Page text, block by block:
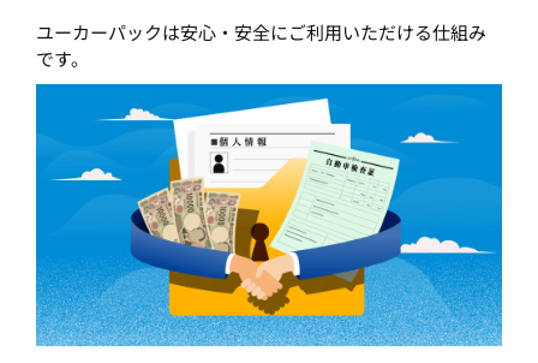
ユーカーパックは安心・安全にご利用いただける仕組み
です。